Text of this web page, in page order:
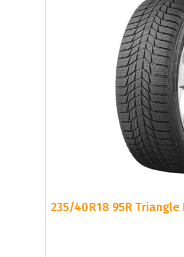
235/40R18 95R Triangle